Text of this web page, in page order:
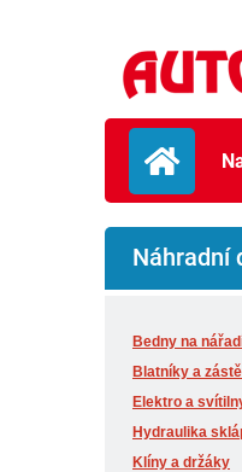
Náhradní
Bedny na
Blatníky a
Elektro a
Hydraulika
Klíny a držáky